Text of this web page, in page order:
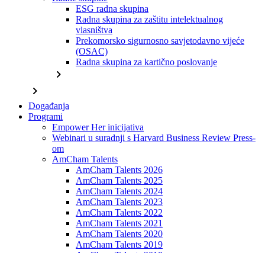
ESG radna skupina
Radna skupina za zaštitu intelektualnog
vlasništva
Prekomorsko sigurnosno savjetodavno vijeće
(OSAC)
Radna skupina za kartično poslovanje
chevron_right
chevron_right
Događanja
Programi
Empower Her inicijativa
Webinari u suradnji s Harvard Business Review Press-
om
AmCham Talents
AmCham Talents 2026
AmCham Talents 2025
AmCham Talents 2024
AmCham Talents 2023
AmCham Talents 2022
AmCham Talents 2021
AmCham Talents 2020
AmCham Talents 2019